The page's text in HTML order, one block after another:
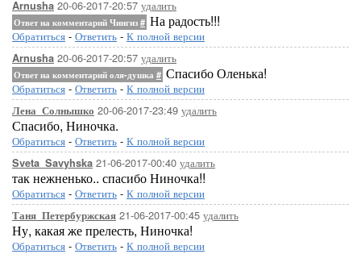
Arnusha 20-06-2017-20:57 удалить
Ответ на комментарий Чингиз # На радость!!!
Обратиться - Ответить - К полной версии
Arnusha 20-06-2017-20:57 удалить
Ответ на комментарий оля-душка # Спасибо Оленька!
Обратиться - Ответить - К полной версии
Лена_Солнышко 20-06-2017-23:49 удалить
Спасибо, Ниночка.
Обратиться - Ответить - К полной версии
Sveta_Savyhska 21-06-2017-00:40 удалить
так нежненько.. спасибо Ниночка!!
Обратиться - Ответить - К полной версии
Таня_Петербуржская 21-06-2017-00:45 удалить
Ну, какая же прелесть, Ниночка!
Обратиться - Ответить - К полной версии